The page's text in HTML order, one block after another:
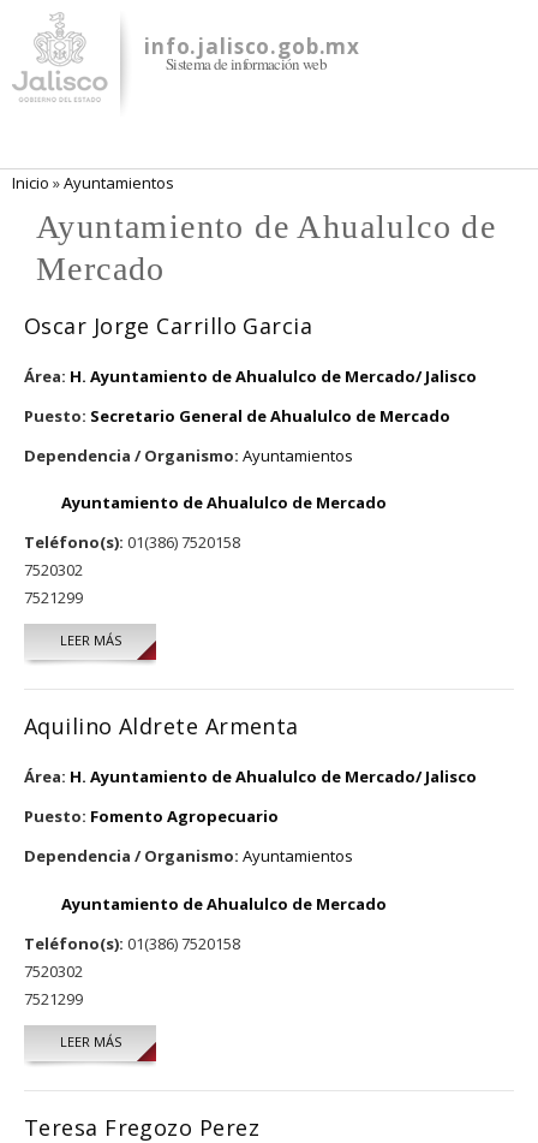
contenido
principal
info.jalisco.gob.mx
Sistema de información web
Se encuentra usted aquí
Inicio »Ayuntamientos
Ayuntamiento de Ahualulco de
Mercado
Oscar Jorge Carrillo Garcia
Área: H. Ayuntamiento de Ahualulco de Mercado/ Jalisco
Puesto: Secretario General de Ahualulco de Mercado
Dependencia / Organismo: Ayuntamientos
Ayuntamiento de Ahualulco de Mercado
Teléfono(s): 01(386) 7520158
7520302
7521299
LEER MÁSSOBRE OSCAR JORGE CARRILLO GARCIA
Aquilino Aldrete Armenta
Área: H. Ayuntamiento de Ahualulco de Mercado/ Jalisco
Puesto: Fomento Agropecuario
Dependencia / Organismo: Ayuntamientos
Ayuntamiento de Ahualulco de Mercado
Teléfono(s): 01(386) 7520158
7520302
7521299
LEER MÁSSOBRE AQUILINO ALDRETE ARMENTA
Teresa Fregozo Perez